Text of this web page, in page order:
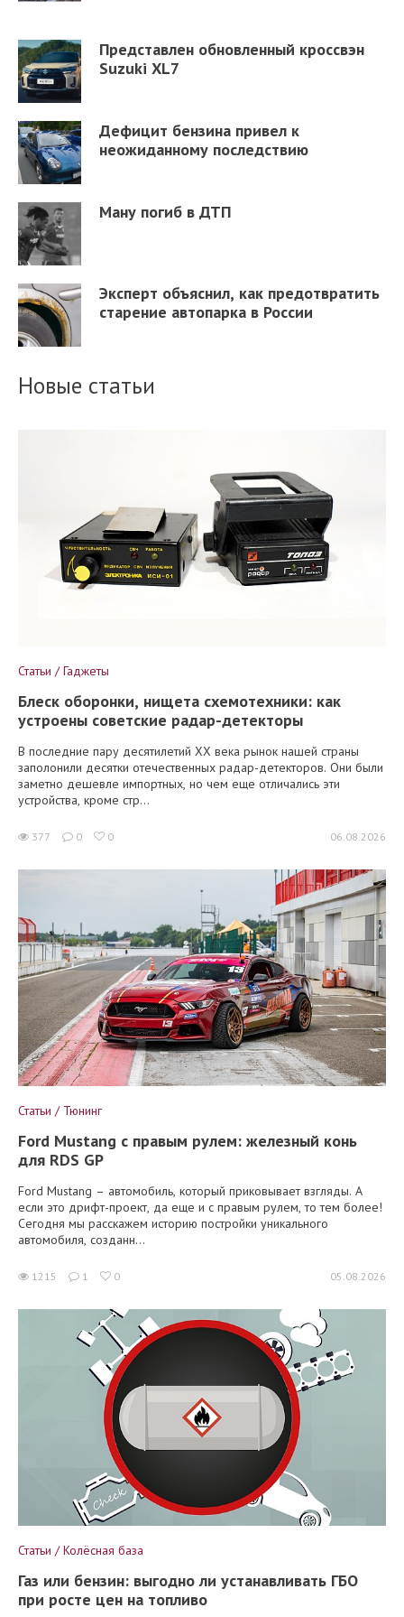
Представлен обновленный кроссвэн
Suzuki XL7
Дефицит бензина привел к
неожиданному последствию
Ману погиб в ДТП
Эксперт объяснил, как предотвратить
старение автопарка в России
Новые статьи
Статьи / Гаджеты
Блеск оборонки, нищета схемотехники: как
устроены советские радар-детекторы
В последние пару десятилетий XX века рынок нашей страны
заполонили десятки отечественных радар-детекторов. Они были
заметно дешевле импортных, но чем еще отличались эти
устройства, кроме стр...
377 0 0 06.08.2026
Статьи / Тюнинг
Ford Mustang с правым рулем: железный конь
для RDS GP
Ford Mustang – автомобиль, который приковывает взгляды. А
если это дрифт-проект, да еще и с правым рулем, то тем более!
Сегодня мы расскажем историю постройки уникального
автомобиля, созданн...
1215 1 0 05.08.2026
Статьи / Колёсная база
Газ или бензин: выгодно ли устанавливать ГБО
при росте цен на топливо